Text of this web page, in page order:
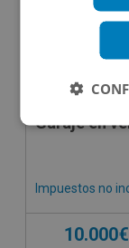
Garaje en
Impuestos no
10.000€